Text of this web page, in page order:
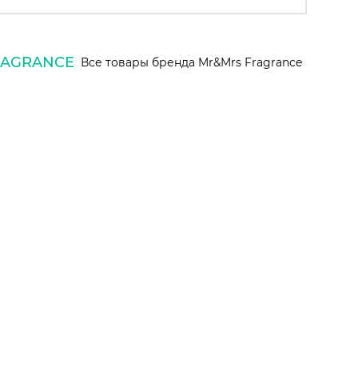
Все товары бренда Mr&Mrs Fragrance